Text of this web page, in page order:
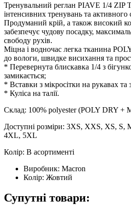
Тренувальний реглан PIAVE 1/4 ZIP
інтенсивних тренувань та активного
Продуманий крій, а також високий
забезпечує чудову посадку,
свободу рухів.
Міцна і водночас легка тканина
до вологи, швидке висихання та
* Перевернута блискавка 1/4 з
замикається;
* Вставки з мікросітки на рукавах та
* Куліса на талії.
Склад: 100% polyester (POLY DRY +
Доступні розміри: 3XS, XXS, XS,
4XL, 5XL
Колір: В асортименті
Виробник: Macron
Колір: Жовтий
Супутні товари: